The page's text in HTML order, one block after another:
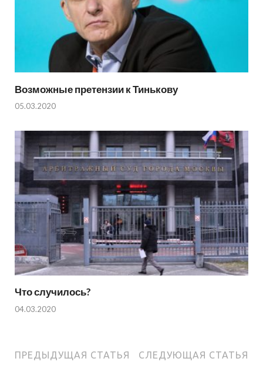
Возможные претензии к Тинькову
05.03.2020
Что случилось?
04.03.2020
ПРЕДЫДУЩАЯ СТАТЬЯ СЛЕДУЮЩАЯ СТАТЬЯ